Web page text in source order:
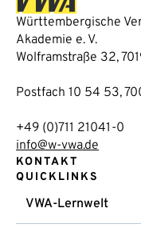
Württembergische
Akademie e. V.
Wolframstraße 32,
Postfach 10 54 53,
+49 (0)711 21041-0
info@w-vwa.de
KONTAKT
QUICKLINKS
VWA-Lernwelt